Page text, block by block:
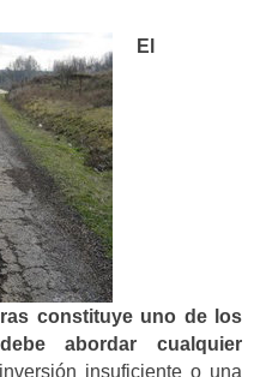
El
constituye uno de los
abordar cualquier
insuficiente o una